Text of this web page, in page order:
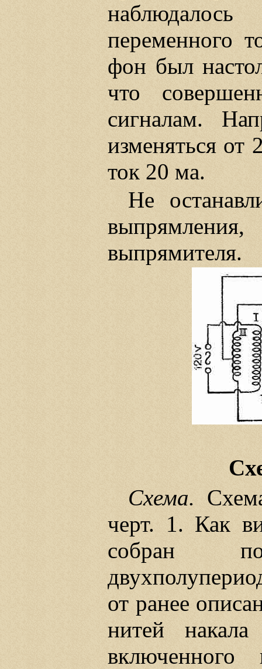
переменного
фон был
что
сигналам.
изменяться от
ток 20 ма.
Не
выпрямителя.
Схема.
черт. 1. Как
собран
от ранее
нитей
включенного